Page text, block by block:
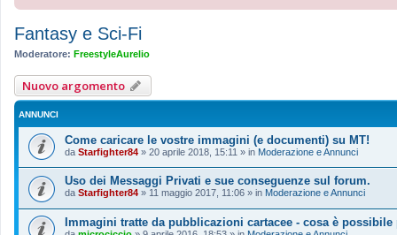
Fantasy e Sci-Fi
Moderatore: FreestyleAurelio
Nuovo argomento
ANNUNCI
Come caricare le vostre immagini (e documenti) su MT!
da Starfighter84 » 20 aprile 2018, 15:11 » in Moderazione e Annunci
Uso dei Messaggi Privati e sue conseguenze sul forum.
da Starfighter84 » 11 maggio 2017, 11:06 » in Moderazione e Annunci
Immagini tratte da pubblicazioni cartacee - cosa è possibile